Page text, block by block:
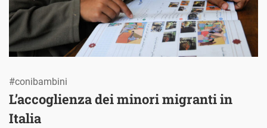
L’accoglienza dei minori migranti in
Italia
#conibambini